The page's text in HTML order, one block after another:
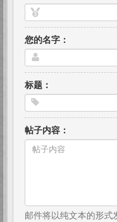
您的名字：
标题：
帖子内容：
邮件将以纯文本的形式